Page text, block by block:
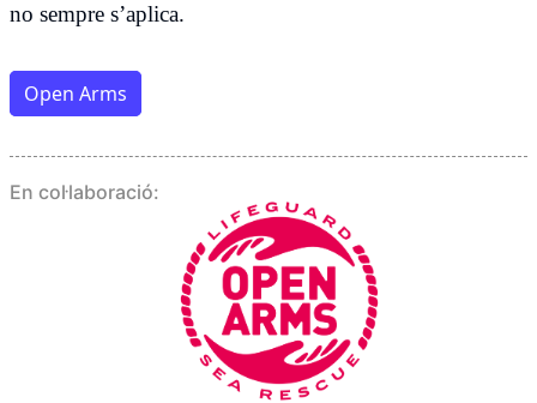
no sempre s’aplica.
Open Arms
En col·laboració: